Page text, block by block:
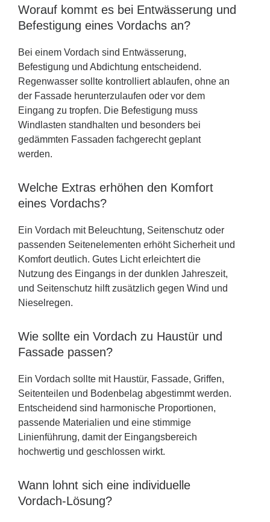
Worauf kommt es bei Entwässerung und
Befestigung eines Vordachs an?
Bei einem Vordach sind Entwässerung,
Befestigung und Abdichtung entscheidend.
Regenwasser sollte kontrolliert ablaufen, ohne an
der Fassade herunterzulaufen oder vor dem
Eingang zu tropfen. Die Befestigung muss
Windlasten standhalten und besonders bei
gedämmten Fassaden fachgerecht geplant
werden.
Welche Extras erhöhen den Komfort
eines Vordachs?
Ein Vordach mit Beleuchtung, Seitenschutz oder
passenden Seitenelementen erhöht Sicherheit und
Komfort deutlich. Gutes Licht erleichtert die
Nutzung des Eingangs in der dunklen Jahreszeit,
und Seitenschutz hilft zusätzlich gegen Wind und
Nieselregen.
Wie sollte ein Vordach zu Haustür und
Fassade passen?
Ein Vordach sollte mit Haustür, Fassade, Griffen,
Seitenteilen und Bodenbelag abgestimmt werden.
Entscheidend sind harmonische Proportionen,
passende Materialien und eine stimmige
Linienführung, damit der Eingangsbereich
hochwertig und geschlossen wirkt.
Wann lohnt sich eine individuelle
Vordach-Lösung?